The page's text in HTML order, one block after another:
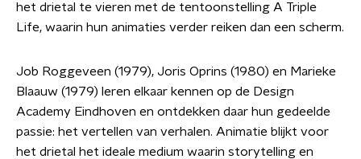
het drietal te vieren met de tentoonstelling A Triple
Life, waarin hun animaties verder reiken dan een scherm.
Job Roggeveen (1979), Joris Oprins (1980) en Marieke
Blaauw (1979) leren elkaar kennen op de Design
Academy Eindhoven en ontdekken daar hun gedeelde
passie: het vertellen van verhalen. Animatie blijkt voor
het drietal het ideale medium waarin storytelling en